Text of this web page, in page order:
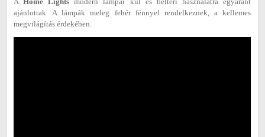
ajánlottak. A lámpák meleg fehér fénnyel rendelkeznek, a kellemes
megvilágítás érdekében.